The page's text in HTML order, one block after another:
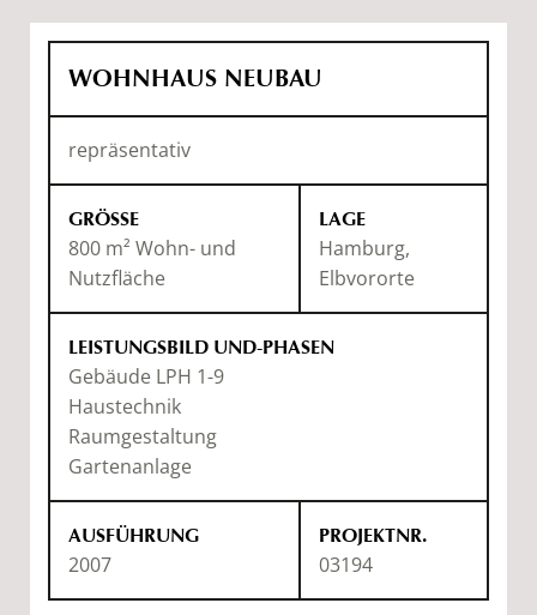
WOHNHAUS NEUBAU
repräsentativ
GRÖSSE
800 m² Wohn- und
Nutzfläche
LAGE
Hamburg,
Elbvororte
LEISTUNGSBILD UND-PHASEN
Gebäude LPH 1-9
Haustechnik
Raumgestaltung
Gartenanlage
AUSFÜHRUNG
2007
PROJEKTNR.
03194